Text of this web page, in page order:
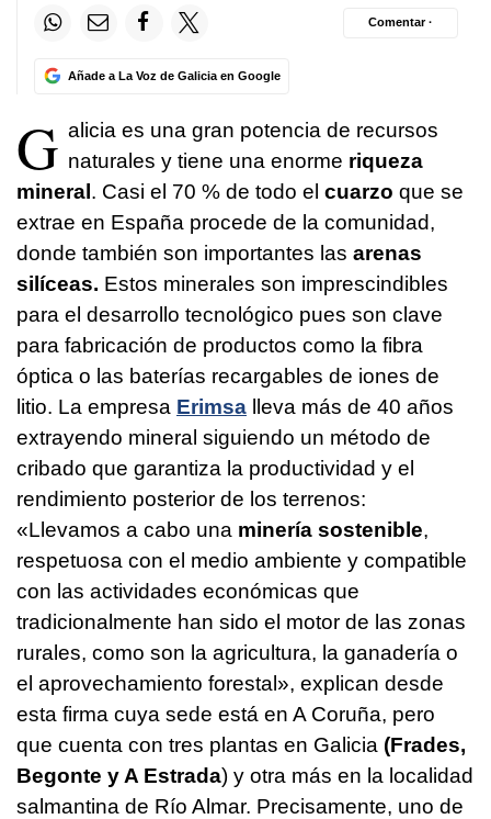
Añade a La Voz de Galicia en Google
Comentar ·
G alicia es una gran potencia de recursos
naturales y tiene una enorme riqueza
mineral. Casi el 70 % de todo el cuarzo que se
extrae en España procede de la comunidad,
donde también son importantes las arenas
silíceas. Estos minerales son imprescindibles
para el desarrollo tecnológico pues son clave
para fabricación de productos como la fibra
óptica o las baterías recargables de iones de
litio. La empresa Erimsa lleva más de 40 años
extrayendo mineral siguiendo un método de
cribado que garantiza la productividad y el
rendimiento posterior de los terrenos:
«Llevamos a cabo una minería sostenible,
respetuosa con el medio ambiente y compatible
con las actividades económicas que
tradicionalmente han sido el motor de las zonas
rurales, como son la agricultura, la ganadería o
el aprovechamiento forestal», explican desde
esta firma cuya sede está en A Coruña, pero
que cuenta con tres plantas en Galicia (Frades,
Begonte y A Estrada) y otra más en la localidad
salmantina de Río Almar. Precisamente, uno de